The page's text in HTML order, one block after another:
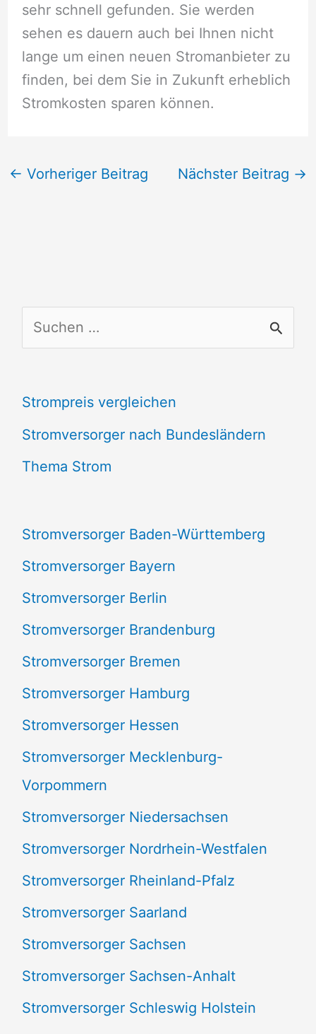
sehr schnell gefunden. Sie werden
sehen es dauern auch bei Ihnen nicht
lange um einen neuen Stromanbieter zu
finden, bei dem Sie in Zukunft erheblich
Stromkosten sparen können.
← Vorheriger Beitrag Nächster Beitrag →
u
h
e
n
h
:
Strompreis vergleichen
Stromversorger nach Bundesländern
Thema Strom
Stromversorger Baden-Württemberg
Stromversorger Bayern
Stromversorger Berlin
Stromversorger Brandenburg
Stromversorger Bremen
Stromversorger Hamburg
Stromversorger Hessen
Stromversorger Mecklenburg-
Vorpommern
Stromversorger Niedersachsen
Stromversorger Nordrhein-Westfalen
Stromversorger Rheinland-Pfalz
Stromversorger Saarland
Stromversorger Sachsen
Stromversorger Sachsen-Anhalt
Stromversorger Schleswig Holstein